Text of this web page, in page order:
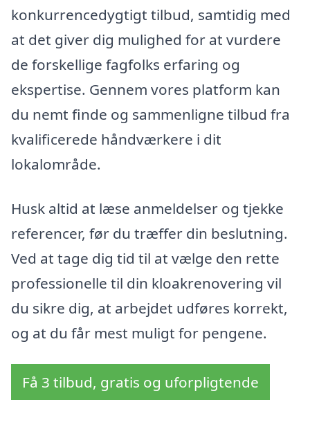
konkurrencedygtigt tilbud, samtidig med
at det giver dig mulighed for at vurdere
de forskellige fagfolks erfaring og
ekspertise. Gennem vores platform kan
du nemt finde og sammenligne tilbud fra
kvalificerede håndværkere i dit
lokalområde.
Husk altid at læse anmeldelser og tjekke
referencer, før du træffer din beslutning.
Ved at tage dig tid til at vælge den rette
professionelle til din kloakrenovering vil
du sikre dig, at arbejdet udføres korrekt,
og at du får mest muligt for pengene.
Få 3 tilbud, gratis og uforpligtende